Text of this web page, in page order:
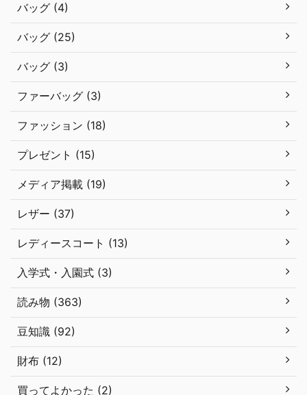
バッグ (4)
バッグ (25)
バッグ (3)
ファーバッグ (3)
ファッション (18)
プレゼント (15)
メディア掲載 (19)
レザー (37)
レディースコート (13)
入学式・入園式 (3)
読み物 (363)
豆知識 (92)
財布 (12)
買ってよかった (2)